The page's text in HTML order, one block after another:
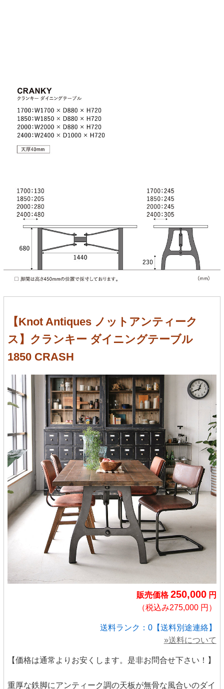
【Knot Antiques ノットアンティーク
ス】クランキー ダイニングテーブル
1850 CRASH
販売価格250,000円
（税込み275,000 円）
送料ランク：0【送料別途連絡】
»送料について
【価格は通常よりお安くします。是非お問合せ下さい！】
重厚な鉄脚にアンティーク調の天板が無骨な風合いのダイ